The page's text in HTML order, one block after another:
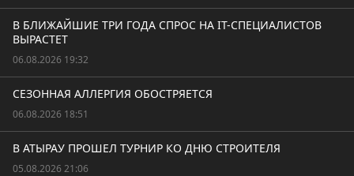
В БЛИЖАЙШИЕ ТРИ ГОДА СПРОС НА IT-СПЕЦИАЛИСТОВ
ВЫРАСТЕТ
06.08.2026 19:32
СЕЗОННАЯ АЛЛЕРГИЯ ОБОСТРЯЕТСЯ
06.08.2026 18:51
В АТЫРАУ ПРОШЕЛ ТУРНИР КО ДНЮ СТРОИТЕЛЯ
05.08.2026 21:06